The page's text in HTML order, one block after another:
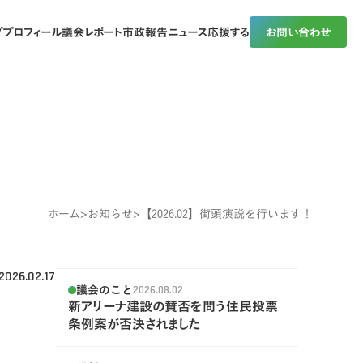
ホーム>お知らせ> 【2026.02】街頭演説を行います！
2026.02.17
議会のこと 2026.08.02
新アリーナ建設の賛否を問う住民投票
条例案が否決されました
プロフィール議会レポート市政報告ニュース応援する お問い合わせ